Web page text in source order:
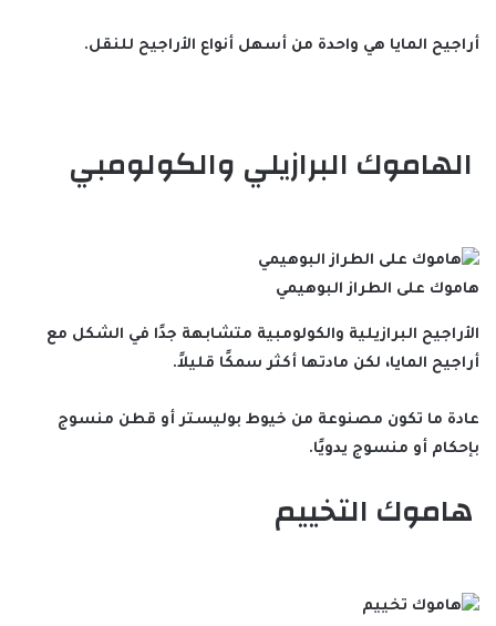
أراجيح المايا هي واحدة من أسهل أنواع الأراجيح للنقل.
الهاموك البرازيلي والكولومبي
هاموك على الطراز البوهيمي
الأراجيح البرازيلية والكولومبية متشابهة جدًا في الشكل مع
أراجيح المايا، لكن مادتها أكثر سمكًا قليلاً.
عادة ما تكون مصنوعة من خيوط بوليستر أو قطن منسوج
بإحكام أو منسوج يدويًا.
هاموك التخييم